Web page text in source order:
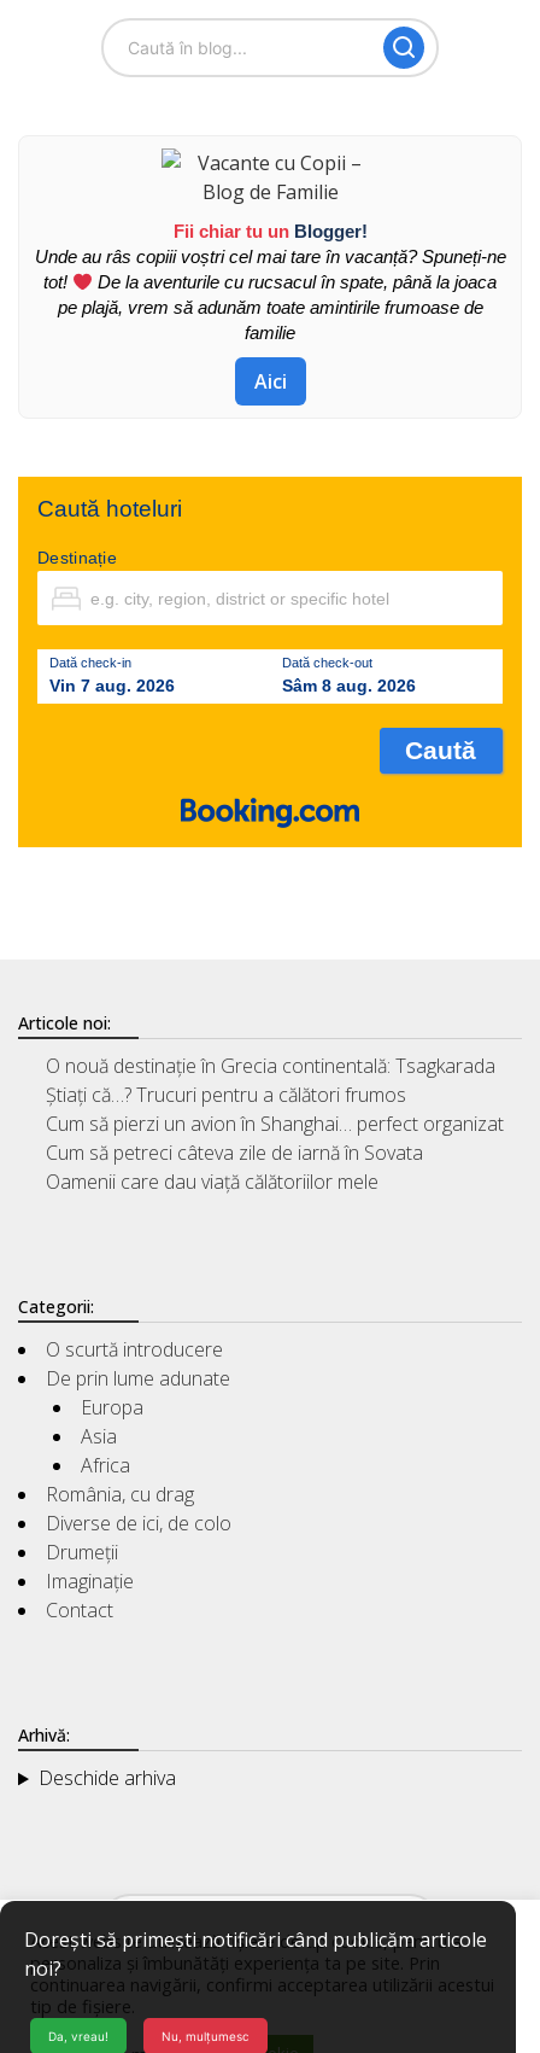
Fii chiar tu un Blogger!
Unde au râs copiii voștri cel mai tare în vacanță? Spuneți-ne
tot!
De la aventurile cu rucsacul în spate, până la joaca
pe plajă, vrem să adunăm toate amintirile frumoase de
familie
Aici
Caută hoteluri
Destinație
Dată check-in
Vin 7 aug. 2026
Dată check-out
Sâm 8 aug. 2026
Articole noi:
O nouă destinație în Grecia continentală: Tsagkarada
Știați că…? Trucuri pentru a călători frumos
Cum să pierzi un avion în Shanghai… perfect organizat
Cum să petreci câteva zile de iarnă în Sovata
Oamenii care dau viață călătoriilor mele
Categorii:
O scurtă introducere
De prin lume adunate
Europa
Asia
Africa
România, cu drag
Diverse de ici, de colo
Drumeții
Imaginație
Contact
Arhivă:
Deschide arhiva
Dorești să primești notificări când publicăm articole
noi?
Da, vreau! Nu, mulțumesc
Acest website utilizează fișiere de tip cookie, pentru a
personaliza și îmbunătăți experiența ta pe site. Prin
continuarea navigării, confirmi acceptarea utilizării acestui
tip de fișiere.